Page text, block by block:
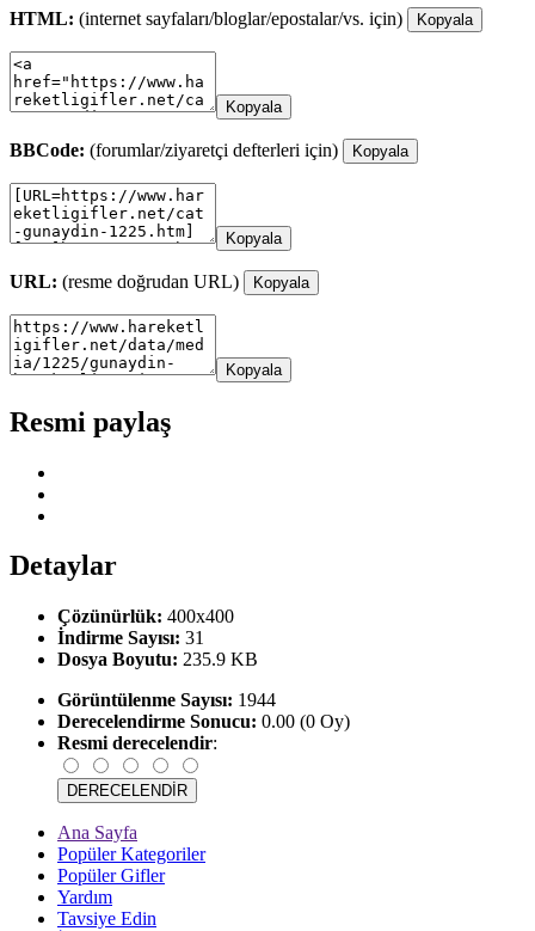
HTML: (internet sayfaları/bloglar/epostalar/vs. için) Kopyala
Kopyala
BBCode: (forumlar/ziyaretçi defterleri için) Kopyala
Kopyala
URL: (resme doğrudan URL) Kopyala
Kopyala
Resmi paylaş
Detaylar
Çözünürlük: 400x400
İndirme Sayısı: 31
Dosya Boyutu: 235.9 KB
Görüntülenme Sayısı: 1944
Derecelendirme Sonucu: 0.00 (0 Oy)
Resmi derecelendir:
Ana Sayfa
Popüler Kategoriler
Popüler Gifler
Yardım
Tavsiye Edin